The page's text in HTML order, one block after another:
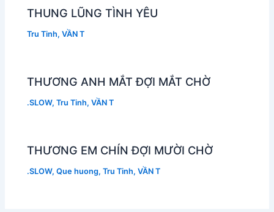
THUNG LŨNG TÌNH YÊU
Tru Tinh,VẦN T
THƯƠNG ANH MẮT ĐỢI MẮT CHỜ
.SLOW,Tru Tinh,VẦN T
THƯƠNG EM CHÍN ĐỢI MƯỜI CHỜ
.SLOW,Que huong,Tru Tinh,VẦN T